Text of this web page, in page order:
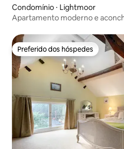
Condomínio ⋅ Lightmoor
Apartamento moderno e
Preferido dos hóspedes
Preferido dos hóspedes